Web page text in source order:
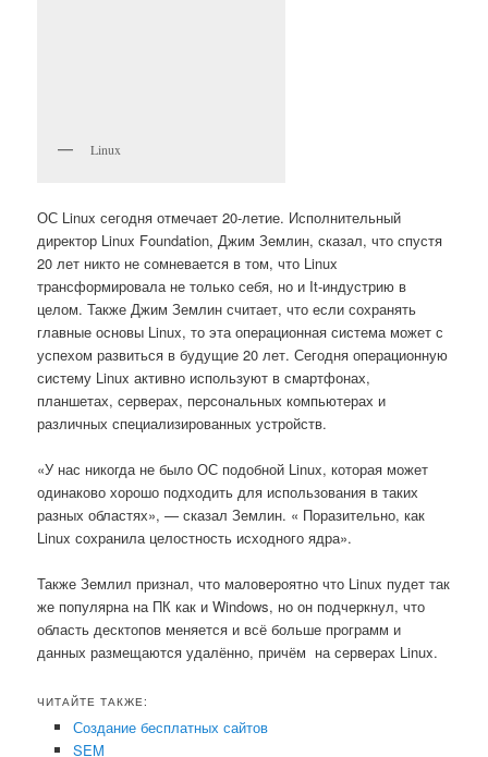
Linux
ОС Linux сегодня отмечает 20-летие. Исполнительный
директор Linux Foundation, Джим Землин, сказал, что спустя
20 лет никто не сомневается в том, что Linux
трансформировала не только себя, но и It-индустрию в
целом. Также Джим Землин считает, что если сохранять
главные основы Linux, то эта операционная система может с
успехом развиться в будущие 20 лет. Сегодня операционную
систему Linux активно используют в смартфонах,
планшетах, серверах, персональных компьютерах и
различных специализированных устройств.
«У нас никогда не было ОС подобной Linux, которая может
одинаково хорошо подходить для использования в таких
разных областях», — сказал Землин. « Поразительно, как
Linux сохранила целостность исходного ядра».
Также Землил признал, что маловероятно что Linux пудет так
же популярна на ПК как и Windows, но он подчеркнул, что
область десктопов меняется и всё больше программ и
данных размещаются удалённо, причём на серверах Linux.
ЧИТАЙТЕ ТАКЖЕ:
Создание бесплатных сайтов
SEM